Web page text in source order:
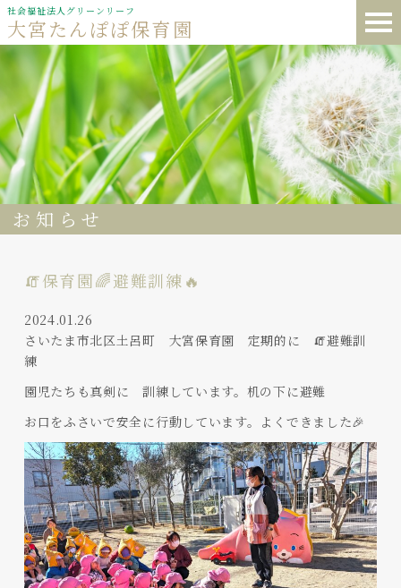
社会福祉法人グリーンリーフ
大宮たんぽぽ保育園
お知らせ
🧯保育園🌈避難訓練🔥
2024.01.26
さいたま市北区土呂町 大宮保育園 定期的に 🧯避難訓
練
園児たちも真剣に 訓練しています。机の下に避難
お口をふさいで安全に行動しています。よくできました🎉